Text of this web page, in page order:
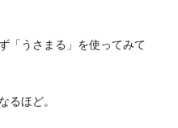
「うさまる」を使ってみて
るほど。